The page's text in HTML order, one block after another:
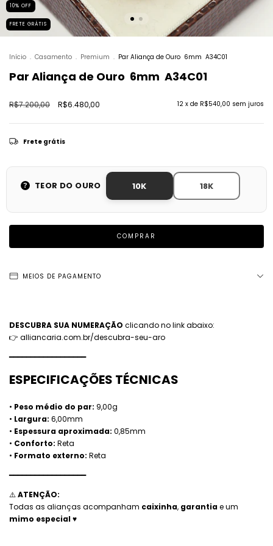
10% OFF
FRETE GRÁTIS
Início . Casamento . Premium . Par Aliança de Ouro  6mm  A34C01
Par Aliança de Ouro  6mm  A34C01
R$7.200,00 R$6.480,00 12 x de R$540,00 sem juros
Frete grátis
TEOR DO OURO 10K 18K
MEIOS DE PAGAMENTO
DESCUBRA SUA NUMERAÇÃO clicando no link abaixo:
👉 alliancaria.com.br/descubra-seu-aro
━━━━━━━━━━━━━━━━━━
ESPECIFICAÇÕES TÉCNICAS
• Peso médio do par: 9,00g
• Largura: 6,00mm
• Espessura aproximada: 0,85mm
• Conforto: Reta
• Formato externo: Reta
━━━━━━━━━━━━━━━━━━
⚠️ATENÇÃO:
Todas as alianças acompanham caixinha, garantiae um
mimo especial♥